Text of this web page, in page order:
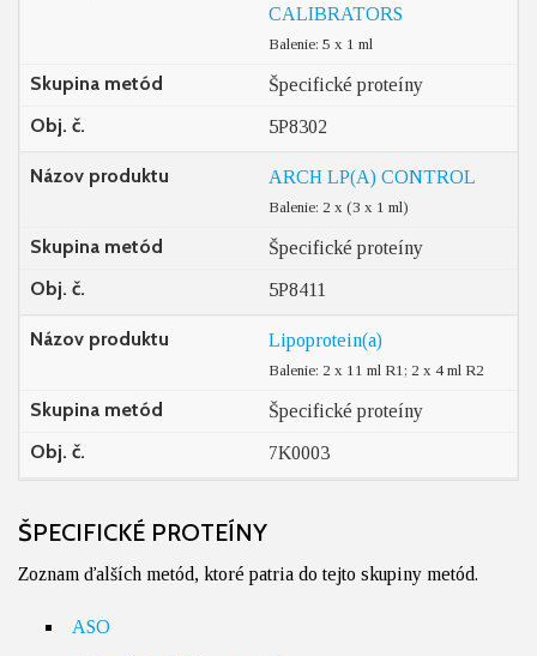
CALIBRATORS
Balenie: 5 x 1 ml
Skupina metód Špecifické proteíny
Obj. č. 5P8302
Názov produktu ARCH LP(A) CONTROL
Balenie: 2 x (3 x 1 ml)
Skupina metód Špecifické proteíny
Obj. č. 5P8411
Názov produktu Lipoprotein(a)
Balenie: 2 x 11 ml R1; 2 x 4 ml R2
Skupina metód Špecifické proteíny
Obj. č. 7K0003
ŠPECIFICKÉ PROTEÍNY
Zoznam ďalších metód, ktoré patria do tejto skupiny metód.
ASO